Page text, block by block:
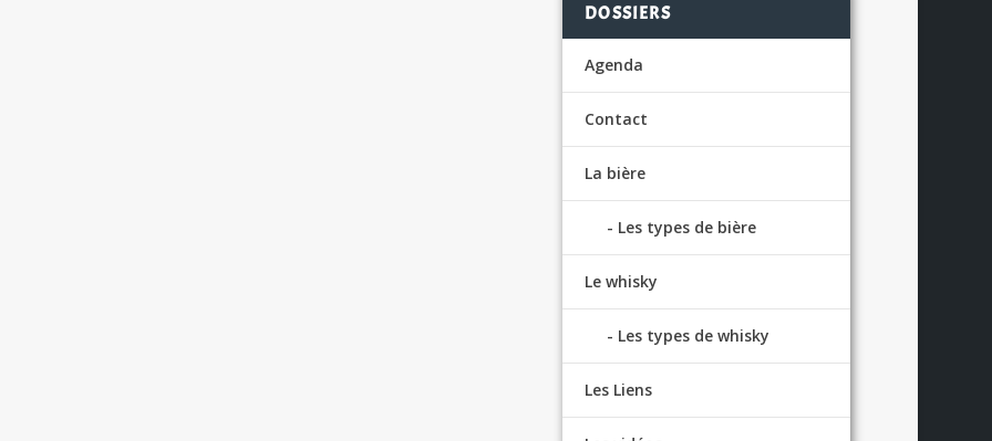
DOSSIERS
Agenda
Contact
La bière
Les types de bière
Le whisky
Les types de whisky
Les Liens